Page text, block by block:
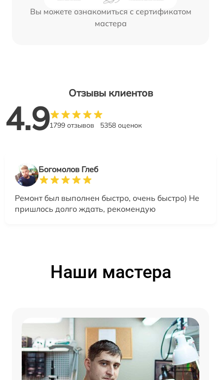
Вы можете ознакомиться с сертификатом
мастера
Отзывы клиентов
4.91799 отзывов 5358 оценок
Богомолов Глеб
Ремонт был выполнен быстро, очень быстро) Не
пришлось долго ждать, рекомендую
Наши мастера